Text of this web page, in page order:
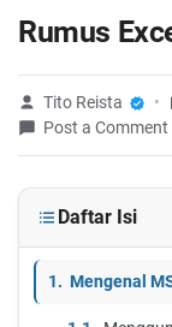
Rumus
Tito Reista
Post a Comment
Daftar Isi
Mengenal